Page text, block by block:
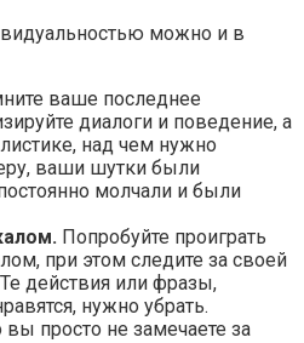
можно и в
ваше последнее
диалоги и поведение, а
над чем нужно
ваши шутки были
молчали и были
Попробуйте проиграть
при этом следите за своей
действия или фразы,
нужно убрать.
просто не замечаете за